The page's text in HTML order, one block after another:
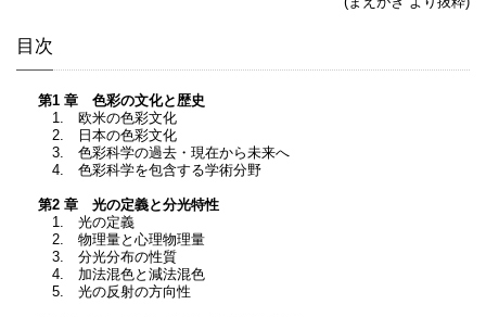
目次
第1 章 色彩の文化と歴史
1. 欧米の色彩文化
2. 日本の色彩文化
3. 色彩科学の過去・現在から未来へ
4. 色彩科学を包含する学術分野
第2 章 光の定義と分光特性
1. 光の定義
2. 物理量と心理物理量
3. 分光分布の性質
4. 加法混色と減法混色
5. 光の反射の方向性